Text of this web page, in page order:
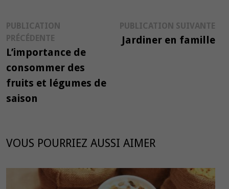
Navigation
de
l’article
PUBLICATION
PRÉCÉDENTE
précédente :
L’importance de
consommer des
fruits et légumes de
saison
PUBLICATION SUIVANTE
Jardiner en famille
VOUS POURRIEZ AUSSI AIMER